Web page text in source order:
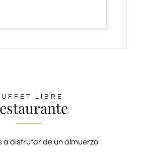
LIBRE
a disfrutar de un almuerzo